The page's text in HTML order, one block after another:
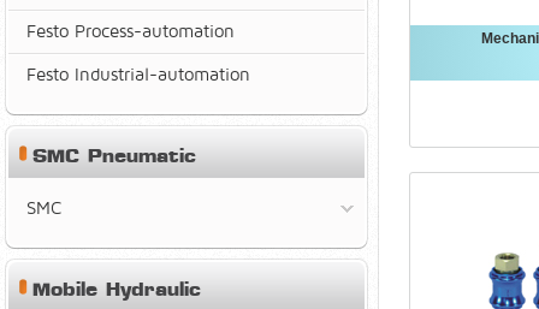
Festo Process-automation
Festo Industrial-automation
SMC Pneumatic
SMC
Mobile Hydraulic